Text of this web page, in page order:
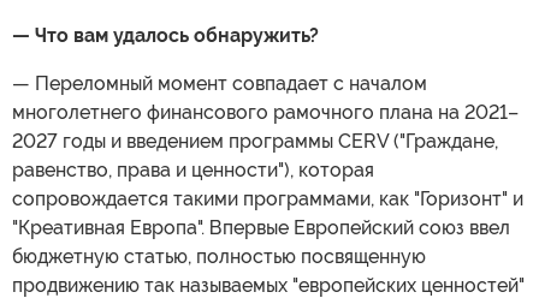
— Что вам удалось обнаружить?
— Переломный момент совпадает с началом
многолетнего финансового рамочного плана на 2021–
2027 годы и введением программы CERV ("Граждане,
равенство, права и ценности"), которая
сопровождается такими программами, как "Горизонт" и
"Креативная Европа". Впервые Европейский союз ввел
бюджетную статью, полностью посвященную
продвижению так называемых "европейских ценностей"